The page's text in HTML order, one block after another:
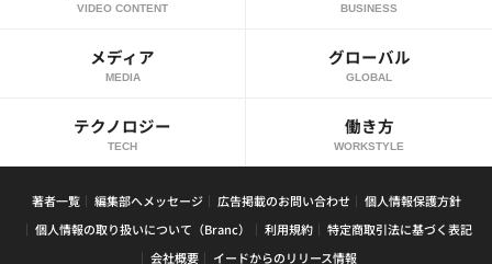
VIDEO CONTENT BUSINESS
メディア
MEDIA
グローバル
GLOBAL
テクノロジー
TECH
働き方
WORKSTYLE
著者一覧 編集部へメッセージ 広告掲載のお問い合わせ
個人情報保護方針
個人情報の取り扱いについて（Branc）
利用規約
特定商取引法に基づく表記
会社概要
イードからのリリース情報